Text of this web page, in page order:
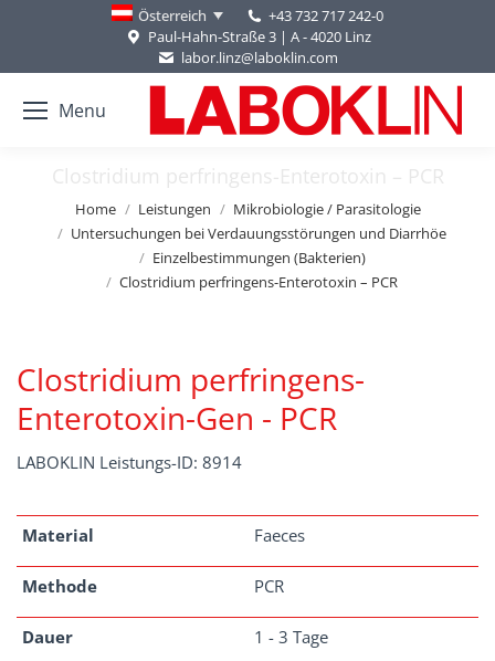
Österreich
+43 732 717 242-0
Paul-Hahn-Straße 3 | A - 4020 Linz
labor.linz@laboklin.com
Menu
Clostridium perfringens-Enterotoxin – PCR
You are here:
Home Leistungen
Mikrobiologie / Parasitologie
Untersuchungen bei Verdauungsstörungen und Diarrhöe
Einzelbestimmungen (Bakterien)
Clostridium perfringens-Enterotoxin – PCR
Clostridium perfringens-
Enterotoxin-Gen - PCR
LABOKLIN Leistungs-ID: 8914
Material Faeces
Methode PCR
Dauer 1 - 3 Tage